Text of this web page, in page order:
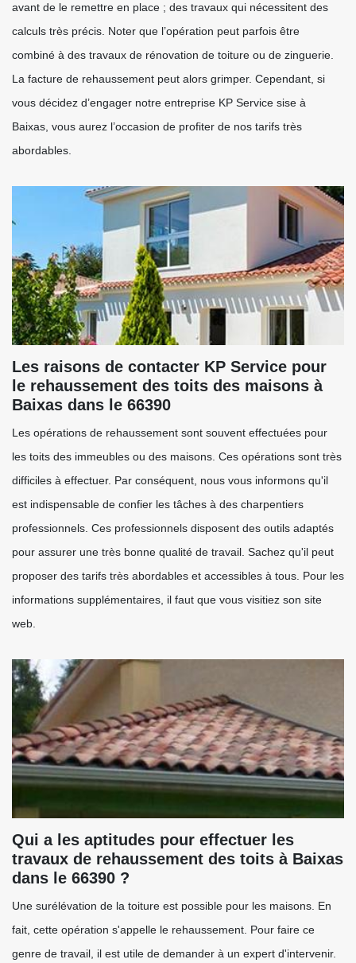
avant de le remettre en place ; des travaux qui nécessitent des
calculs très précis. Noter que l’opération peut parfois être
combiné à des travaux de rénovation de toiture ou de zinguerie.
La facture de rehaussement peut alors grimper. Cependant, si
vous décidez d’engager notre entreprise KP Service sise à
Baixas, vous aurez l’occasion de profiter de nos tarifs très
abordables.
Les raisons de contacter KP Service pour
le rehaussement des toits des maisons à
Baixas dans le 66390
Les opérations de rehaussement sont souvent effectuées pour
les toits des immeubles ou des maisons. Ces opérations sont très
difficiles à effectuer. Par conséquent, nous vous informons qu'il
est indispensable de confier les tâches à des charpentiers
professionnels. Ces professionnels disposent des outils adaptés
pour assurer une très bonne qualité de travail. Sachez qu'il peut
proposer des tarifs très abordables et accessibles à tous. Pour les
informations supplémentaires, il faut que vous visitiez son site
web.
Qui a les aptitudes pour effectuer les
travaux de rehaussement des toits à Baixas
dans le 66390 ?
Une surélévation de la toiture est possible pour les maisons. En
fait, cette opération s'appelle le rehaussement. Pour faire ce
genre de travail, il est utile de demander à un expert d'intervenir.